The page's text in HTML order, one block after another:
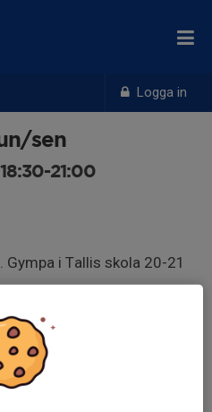
Logga in
sen
21:00
i Tallis skola 20-21